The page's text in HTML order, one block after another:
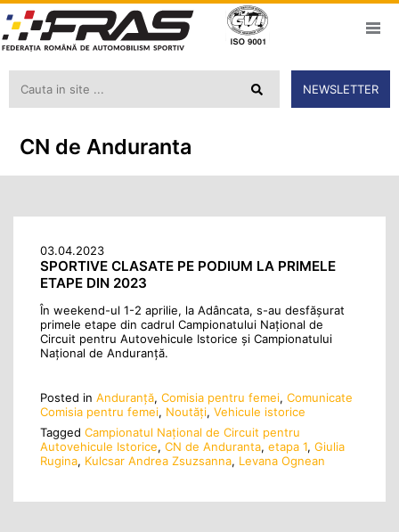
NEWSLETTER
CN de Anduranta
03.04.2023
SPORTIVE CLASATE PE PODIUM LA PRIMELE
ETAPE DIN 2023
În weekend-ul 1-2 aprilie, la Adâncata, s-au desfășurat
primele etape din cadrul Campionatului Național de
Circuit pentru Autovehicule Istorice și Campionatului
Național de Anduranță.
Posted in Anduranţă, Comisia pentru femei, Comunicate
Comisia pentru femei, Noutăţi, Vehicule istorice
Tagged Campionatul Național de Circuit pentru
Autovehicule Istorice, CN de Anduranta, etapa 1, Giulia
Rugina, Kulcsar Andrea Zsuzsanna, Levana Ognean